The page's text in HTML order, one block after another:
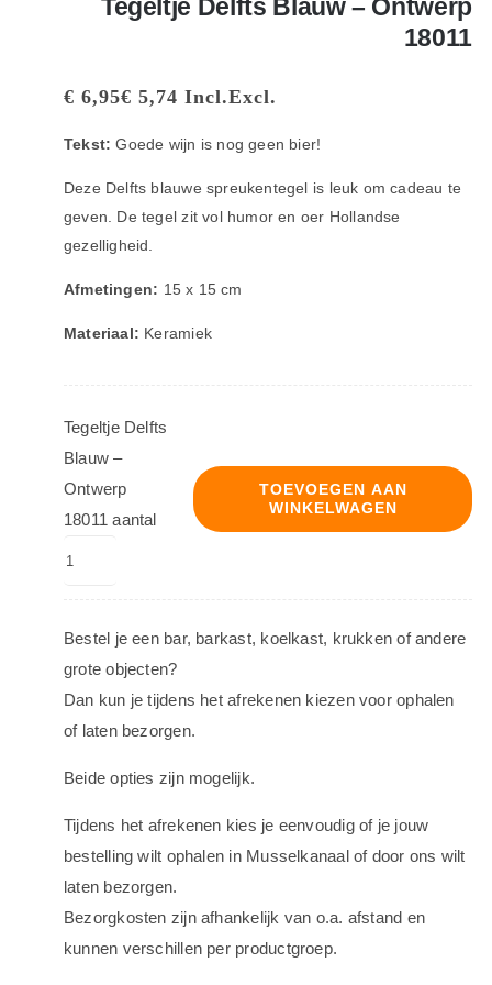
Tegeltje Delfts Blauw – Ontwerp
18011
€ 6,95€ 5,74 Incl.Excl.
Tekst: Goede wijn is nog geen bier!
Deze Delfts blauwe spreukentegel is leuk om cadeau te
geven. De tegel zit vol humor en oer Hollandse
gezelligheid.
Afmetingen: 15 x 15 cm
Materiaal: Keramiek
Tegeltje Delfts
Blauw –
Ontwerp
18011 aantal
TOEVOEGEN AAN
WINKELWAGEN
Bestel je een bar, barkast, koelkast, krukken of andere
grote objecten?
Dan kun je tijdens het afrekenen kiezen voor ophalen
of laten bezorgen.
Beide opties zijn mogelijk.
Tijdens het afrekenen kies je eenvoudig of je jouw
bestelling wilt ophalen in Musselkanaal of door ons wilt
laten bezorgen.
Bezorgkosten zijn afhankelijk van o.a. afstand en
kunnen verschillen per productgroep.